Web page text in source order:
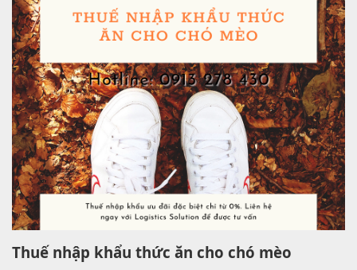
Thuế nhập khẩu thức ăn cho chó mèo